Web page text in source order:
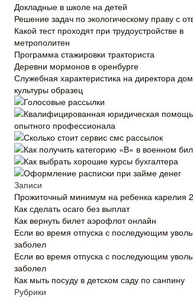
Докладные в школе на детей
Решение задач по экологическому праву с
Какой тест проходят при трудоустройстве в
метрополитен
Программа стажировки тракториста
Деревни мормонов в оренбурге
Служебная характеристика на директора
культуры образец
Голосовые рассылки
Квалифицированная юридическая помощь
опытного профессионала
Сколько стоит сервис смс рассылок
Как получить категорию «В» в военном
Как выбрать хорошие курсы бухгалтера
Оформление расписки при займе денег
Записи
Прожиточный минимум на ребенка карелия
Как сделать осаго без выплат
Как вернуть билет аэрофлот онлайн
Если во время отпуска с последующим
заболел
Если во время отпуска с последующим
заболел
Как мыть посуду в детском саду по санпину
Рубрики